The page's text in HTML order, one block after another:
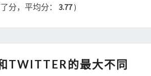
分，平均分： 3.77)
内
TWITTER的最大不同